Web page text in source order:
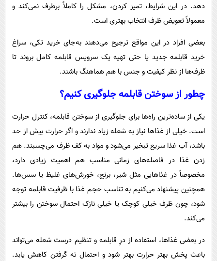
دهد. در این شرایط، تمیز کردن، مشکل را کاملاً برطرف نمی‌کند و
معمولاً تعویض ظرف انتخاب بهتری است.
بعضی افراد در این مواقع ترجیح می‌دهند به‌جای خرید تکی، سراغ
خرید قابلمه جدید یا حتی تهیه یک سرویس قابلمه کامل بروند تا
ظرف‌ها از نظر کیفیت و جنس با هم هماهنگ باشند.
چطور از سوختن قابلمه جلوگیری کنیم؟
یکی از ساده‌ترین راه‌ها برای جلوگیری از سوختن قابلمه، کنترل حرارت
است. خیلی از غذاها نیاز به شعله زیاد ندارند و اگر حرارت بیش از حد
باشد، آب غذا سریع تبخیر می‌شود و مواد به کف ظرف می‌چسبند. هم
زدن غذا در فاصله‌های زمانی مناسب هم اهمیت زیادی دارد،
مخصوصاً در غذاهایی مثل شیر، برنج، خورش‌های غلیظ یا سس‌ها.
همچنین پیشنهاد می‌کنیم به تناسب حجم غذا با ظرفیت قابلمه‌ توجه
شود، چون ظرف خیلی کوچک یا خیلی نازک احتمال سوختن را بیشتر
می‌کند.
در بعضی غذاها، استفاده از درِ قابلمه و تنظیم درست شعله می‌تواند
باعث پخش بهتر حرارت بهتر شود و احتمال ته گرفتن کاهش یابد.